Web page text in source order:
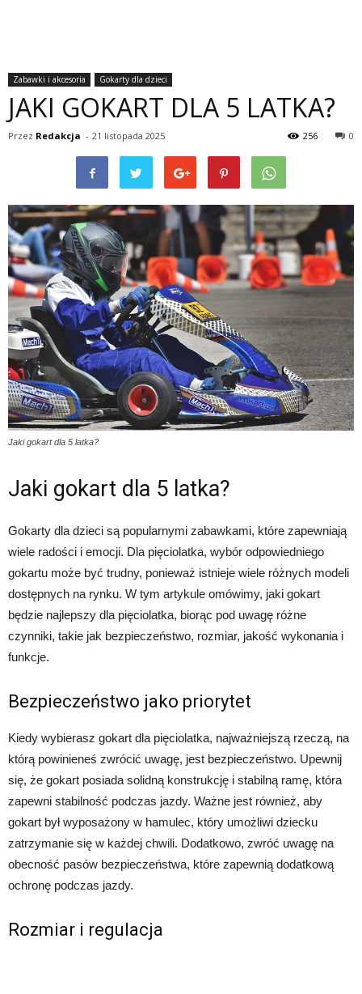
Zabawki i akcesoria Gokarty dla dzieci
JAKI GOKART DLA 5 LATKA?
Przez Redakcja - 21 listopada 2025 0
256
Jaki gokart dla 5 latka?
Jaki gokart dla 5 latka?
Gokarty dla dzieci są popularnymi zabawkami, które zapewniają
wiele radości i emocji. Dla pięciolatka, wybór odpowiedniego
gokartu może być trudny, ponieważ istnieje wiele różnych modeli
dostępnych na rynku. W tym artykule omówimy, jaki gokart
będzie najlepszy dla pięciolatka, biorąc pod uwagę różne
czynniki, takie jak bezpieczeństwo, rozmiar, jakość wykonania i
funkcje.
Bezpieczeństwo jako priorytet
Kiedy wybierasz gokart dla pięciolatka, najważniejszą rzeczą, na
którą powinieneś zwrócić uwagę, jest bezpieczeństwo. Upewnij
się, że gokart posiada solidną konstrukcję i stabilną ramę, która
zapewni stabilność podczas jazdy. Ważne jest również, aby
gokart był wyposażony w hamulec, który umożliwi dziecku
zatrzymanie się w każdej chwili. Dodatkowo, zwróć uwagę na
obecność pasów bezpieczeństwa, które zapewnią dodatkową
ochronę podczas jazdy.
Rozmiar i regulacja